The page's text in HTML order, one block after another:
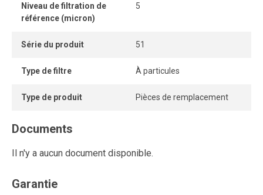
Niveau de filtration de
référence (micron)
5
Série du produit 51
Type de filtre À particules
Type de produit Pièces de remplacement
Documents
Il n'y a aucun document disponible.
Garantie